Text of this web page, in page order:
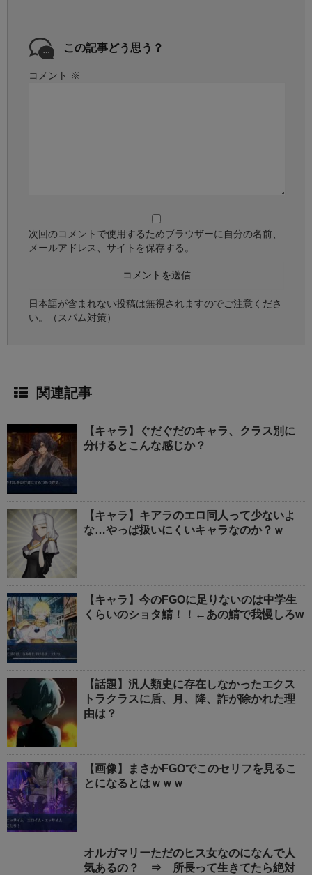
この記事どう思う？
コメント ※
次回のコメントで使用するためブラウザーに自分の名前、
メールアドレス、サイトを保存する。
日本語が含まれない投稿は無視されますのでご注意くださ
い。（スパム対策）
関連記事
【キャラ】ぐだぐだのキャラ、クラス別に
分けるとこんな感じか？
【キャラ】キアラのエロ同人って少ないよ
な…やっぱ扱いにくいキャラなのか？ｗ
【キャラ】今のFGOに足りないのは中学生
くらいのショタ鯖！！←あの鯖で我慢しろw
【話題】汎人類史に存在しなかったエクス
トラクラスに盾、月、降、詐が除かれた理
由は？
【画像】まさかFGOでこのセリフを見るこ
とになるとはｗｗｗ
オルガマリーただのヒス女なのになんで人
気あるの？ ⇒ 所長って生きてたら絶対